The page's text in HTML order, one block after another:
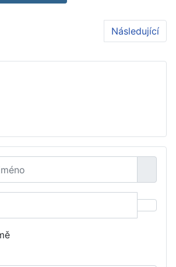
Kurz koučinku: Cesta kDalší článek:
Následující